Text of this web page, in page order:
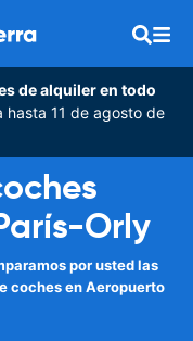
de alquiler en todo
hasta 11 de agosto de
Orly
por usted las
coches en Aeropuerto